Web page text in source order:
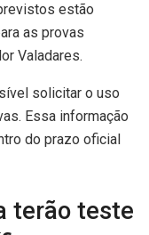
estão
as provas
Valadares.
solicitar o uso
Essa informação
do prazo oficial
terão teste